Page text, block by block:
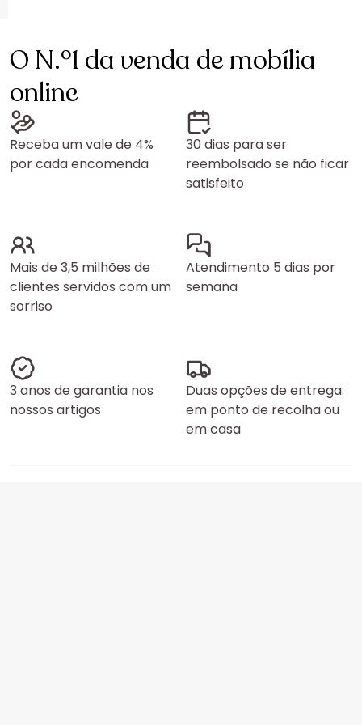
O N.º1 da venda de mobília
online
Receba um vale de 4%
por cada encomenda
30 dias para ser
reembolsado se não ficar
satisfeito
Mais de 3,5 milhões de
clientes servidos com um
sorriso
Atendimento 5 dias por
semana
3 anos de garantia nos
nossos artigos
Duas opções de entrega:
em ponto de recolha ou
em casa